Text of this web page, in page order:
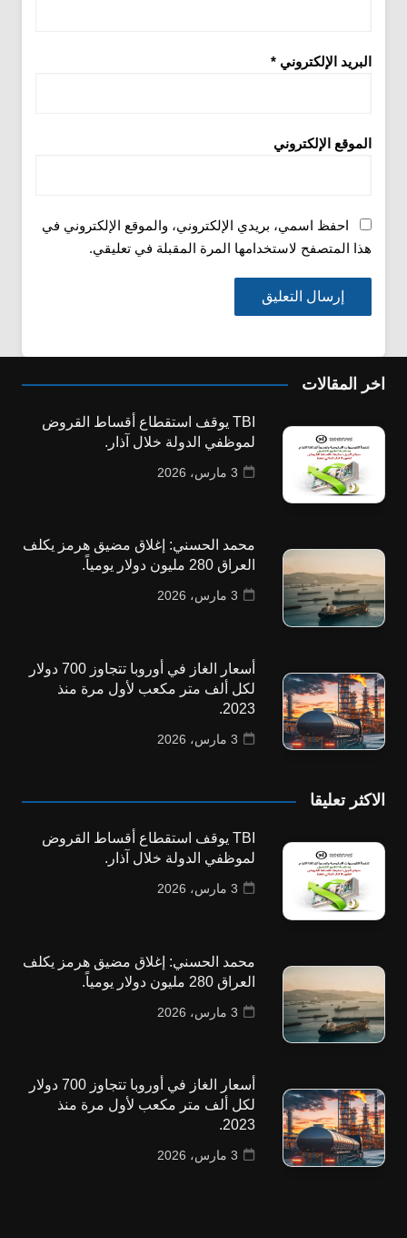
البريد الإلكتروني *
الموقع الإلكتروني
احفظ اسمي، بريدي الإلكتروني، والموقع الإلكتروني في
هذا المتصفح لاستخدامها المرة المقبلة في تعليقي.
اخر المقالات
TBI يوقف استقطاع أقساط القروض
لموظفي الدولة خلال آذار.
3 مارس، 2026
محمد الحسني: إغلاق مضيق هرمز يكلف
العراق 280 مليون دولار يومياً.
3 مارس، 2026
أسعار الغاز في أوروبا تتجاوز 700 دولار
لكل ألف متر مكعب لأول مرة منذ
2023.
3 مارس، 2026
الاكثر تعليقا
TBI يوقف استقطاع أقساط القروض
لموظفي الدولة خلال آذار.
3 مارس، 2026
محمد الحسني: إغلاق مضيق هرمز يكلف
العراق 280 مليون دولار يومياً.
3 مارس، 2026
أسعار الغاز في أوروبا تتجاوز 700 دولار
لكل ألف متر مكعب لأول مرة منذ
2023.
3 مارس، 2026